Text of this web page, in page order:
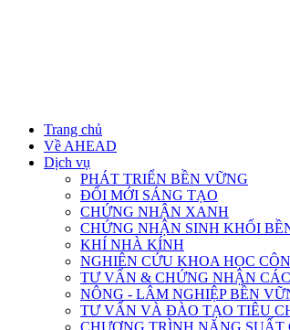
Trang chủ
Về AHEAD
Dịch vụ
PHÁT TRIỂN BỀN VỮNG
ĐỔI MỚI SÁNG TẠO
CHỨNG NHẬN XANH
CHỨNG NHẬN SINH KHỐI
KHÍ NHÀ KÍNH
NGHIÊN CỨU KHOA HỌC
TƯ VẤN & CHỨNG NHẬN
NÔNG - LÂM NGHIỆP BỀN
TƯ VẤN VÀ ĐÀO TẠO TIÊU